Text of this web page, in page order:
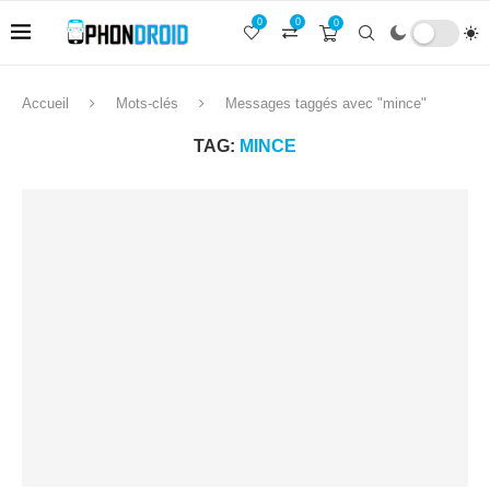
0
0
0
Accueil Mots-clés Messages taggés avec "mince"
TAG: MINCE